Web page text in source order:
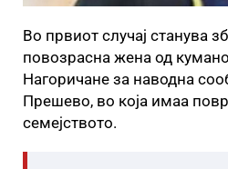
Во првиот случај станува
повозрасна жена од
Нагоричане за наводна
Прешево, во која имаа
семејството.